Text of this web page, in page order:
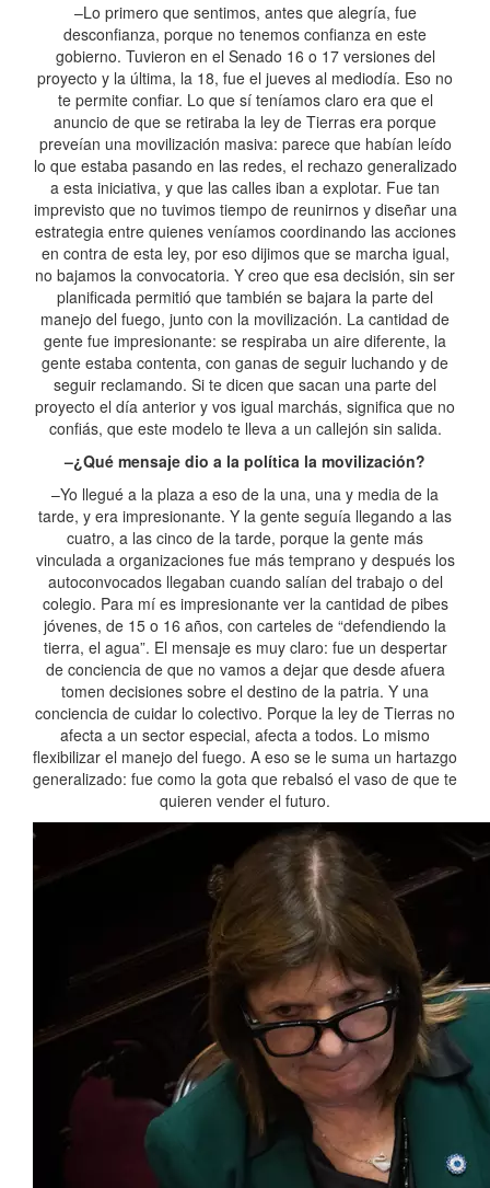
–Lo primero que sentimos, antes que alegría, fue
desconfianza, porque no tenemos confianza en este
gobierno. Tuvieron en el Senado 16 o 17 versiones del
proyecto y la última, la 18, fue el jueves al mediodía. Eso no
te permite confiar. Lo que sí teníamos claro era que el
anuncio de que se retiraba la ley de Tierras era porque
preveían una movilización masiva: parece que habían leído
lo que estaba pasando en las redes, el rechazo generalizado
a esta iniciativa, y que las calles iban a explotar. Fue tan
imprevisto que no tuvimos tiempo de reunirnos y diseñar una
estrategia entre quienes veníamos coordinando las acciones
en contra de esta ley, por eso dijimos que se marcha igual,
no bajamos la convocatoria. Y creo que esa decisión, sin ser
planificada permitió que también se bajara la parte del
manejo del fuego, junto con la movilización. La cantidad de
gente fue impresionante: se respiraba un aire diferente, la
gente estaba contenta, con ganas de seguir luchando y de
seguir reclamando. Si te dicen que sacan una parte del
proyecto el día anterior y vos igual marchás, significa que no
confiás, que este modelo te lleva a un callejón sin salida.
–¿Qué mensaje dio a la política la movilización?
–Yo llegué a la plaza a eso de la una, una y media de la
tarde, y era impresionante. Y la gente seguía llegando a las
cuatro, a las cinco de la tarde, porque la gente más
vinculada a organizaciones fue más temprano y después los
autoconvocados llegaban cuando salían del trabajo o del
colegio. Para mí es impresionante ver la cantidad de pibes
jóvenes, de 15 o 16 años, con carteles de “defendiendo la
tierra, el agua”. El mensaje es muy claro: fue un despertar
de conciencia de que no vamos a dejar que desde afuera
tomen decisiones sobre el destino de la patria. Y una
conciencia de cuidar lo colectivo. Porque la ley de Tierras no
afecta a un sector especial, afecta a todos. Lo mismo
flexibilizar el manejo del fuego. A eso se le suma un hartazgo
generalizado: fue como la gota que rebalsó el vaso de que te
quieren vender el futuro.